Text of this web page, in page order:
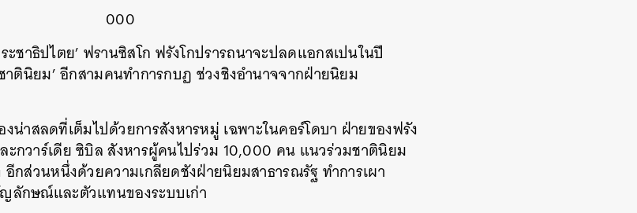
000
ชาธิปไตย’ ฟรานซิสโก ฟรังโกปรารถนาจะปลดแอกสเปนในปี
าตินิยม’ อีกสามคนทำการกบฏ ช่วงชิงอำนาจจากฝ่ายนิยม
งน่าสลดที่เต็มไปด้วยการสังหารหมู่ เฉพาะในคอร์โดบา ฝ่ายของฟรัง
กวาร์เดีย ซิบิล สังหารผู้คนไปร่วม 10,000 คน แนวร่วมชาตินิยม
อีกส่วนหนึ่งด้วยความเกลียดชังฝ่ายนิยมสาธารณรัฐ ทำการเผา
ลักษณ์และตัวแทนของระบบเก่า
SHARE TWEET LINE EMAIL